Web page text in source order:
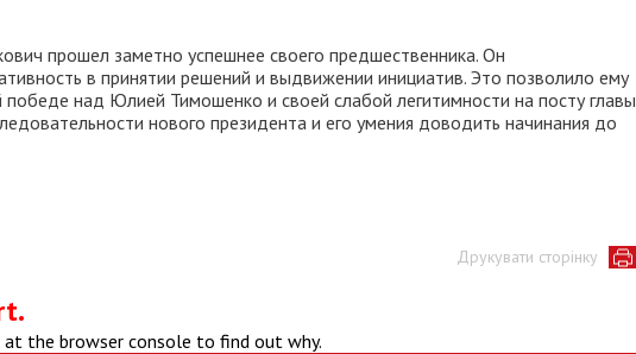
прошел заметно успешнее своего предшественника. Он
в принятии решений и выдвижении инициатив. Это позволило ему
победе над Юлией Тимошенко и своей слабой легитимности на посту главы
нового президента и его умения доводить начинания до
Друкувати сторінку
the browser console to find out why.